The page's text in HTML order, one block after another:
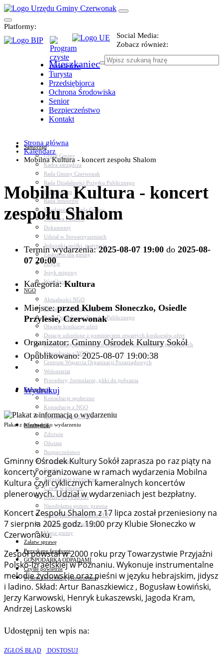
Platformy:
Social Media:
Zobacz również:
Mieszkaniec
Turysta
Przedsiębiorca
Ochrona Środowiska
Senior
Bezpieczeństwo
Kontakt
Samorząd
Urząd Gminy
Kadra zarządcza
Rada Gminy Czerwonak
Rada Działalności Pożytku Publicznego
Rada Sportu
Rada Seniorów
Młodzieżowa Rada Gminy
Sołectwa i osiedla
Dokumenty
Udział w Stowarzyszeniach
Jednostki, spółki, instytucje
Zasłużeni dla gminy
Petycje
Język migowy
Współpraca
NGO
Aktualności NGO
Rejestr Org. Pozarządowych
Rada Działalności Pożytku Publicznego
Otwarte konkursy ofert
Dotacje udzielone z pominięciem otwartych konkursów ofert
Komunikaty organizacji o realizowanych zadaniach publicznych
Konsultacje z NGO
Centrum Wsparcia Organizacji Pozarządowych
Wolontariat
Procedury, formularze, pliki do pobrania
Konsultacje
Konsultacje społeczne
Konsultacje z NGO
Konsultacje dot. dróg
Niezbędnik
Zdrowie
Oświata
Bezpieczeństwo
Komunikacja
Parafie
Zarządzanie kryzysowe
C.ześć w gminie!
Budżet obywatelski
Nieodpłatna pomoc prawna
Niezbędnik mieszkańca PDF
Aplikacja mMieszkaniec
Mapa gminy
Załatw sprawę
Pozyskane fundusze
GOSPODARKA ODPADAMI
Czyste powietrze
System Informacji przestrzennej
Strona główna
Kalendarz
Mobilna Kultura - koncert zespołu Shalom
Mobilna Kultura - koncert
zespołu Shalom
Termin wydarzenia:2025-08-07 19:00 do 2025-08-
07 20:00
Kategoria:Kultura
Miejsce:przed Klubem Słoneczko, Osiedle
Przylesie, Czerwonak
Organizator: Gminny Ośrodek Kultury Sokół
Opublikowano: 2025-08-07 19:00:38
Wydrukuj
Plakat z informacją o wydarzeniu
Gminny Ośrodek Kultury Sokół zaprasza po raz piąty na
koncerty organizowane w ramach wydarzenia Mobilna
Kultura czyli cyklicznych kameralnych koncertów
plenerowych. Udział w wydarzeniach jest bezpłatny.
Koncert Zespołu Shalom z 17 lipca został przeniesiony na
7 sierpnia 2025 godz. 19:00 przy Klubie Słoneczko w
Czerwonaku.
Zespół powstał w 2000 roku przy Towarzystwie Przyjaźni
Polsko-Izraelskiej w Poznaniu. Wykonuje instrumentalne
melodie żydowskie oraz pieśni w języku hebrajskim, jidysz
i ladino. Skład: Artur Banaszkiewicz , Bogusław Łowiński,
Jerzy Karwowski, Henryk Łukaszewski, Jagoda Kram,
Andrzej Laskowski
Udostępnij ten wpis na:
ZGŁOŚ BŁĄD DOSTOSUJ